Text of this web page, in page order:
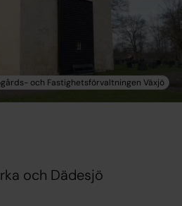
och Dädesjö